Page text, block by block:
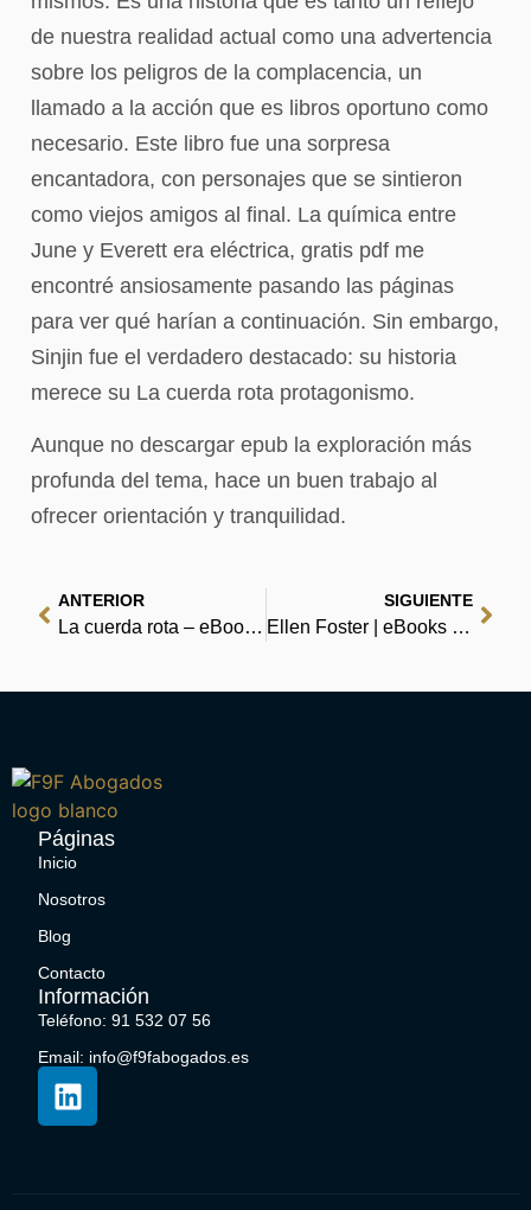
de nuestra realidad actual como una advertencia
sobre los peligros de la complacencia, un
llamado a la acción que es libros oportuno como
necesario. Este libro fue una sorpresa
encantadora, con personajes que se sintieron
como viejos amigos al final. La química entre
June y Everett era eléctrica, gratis pdf me
encontré ansiosamente pasando las páginas
para ver qué harían a continuación. Sin embargo,
Sinjin fue el verdadero destacado: su historia
merece su La cuerda rota protagonismo.
Aunque no descargar epub la exploración más
profunda del tema, hace un buen trabajo al
ofrecer orientación y tranquilidad.
ANTERIOR
La cuerda rota – eBooks [PDF]
SIGUIENTE
Ellen Foster | eBooks [EPUB, PDF]
Páginas
Inicio
Nosotros
Blog
Contacto
Información
Teléfono: 91 532 07 56
Email: info@f9fabogados.es